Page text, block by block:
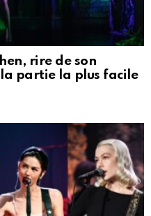
rire de son
partie la plus facile